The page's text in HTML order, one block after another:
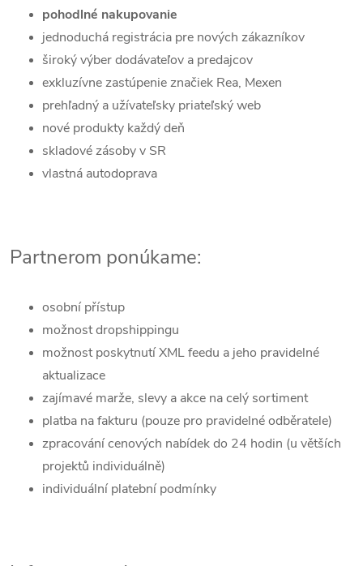
pohodlné nakupovanie
jednoduchá registrácia pre nových zákazníkov
široký výber dodávateľov a predajcov
exkluzívne zastúpenie značiek Rea, Mexen
prehľadný a užívateľsky priateľský web
nové produkty každý deň
skladové zásoby v SR
vlastná autodoprava
Partnerom ponúkame:
osobní přístup
možnost dropshippingu
možnost poskytnutí XML feedu a jeho pravidelné
aktualizace
zajímavé marže, slevy a akce na celý sortiment
platba na fakturu (pouze pro pravidelné odběratele)
zpracování cenových nabídek do 24 hodin (u větších
projektů individuálně)
individuální platební podmínky